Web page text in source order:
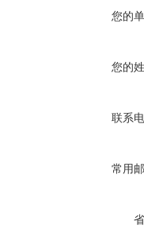
您的
您的
联系
常用